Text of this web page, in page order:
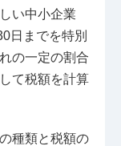
い中小企業
日までを特別
の一定の割合
て税額を計算
種類と税額の